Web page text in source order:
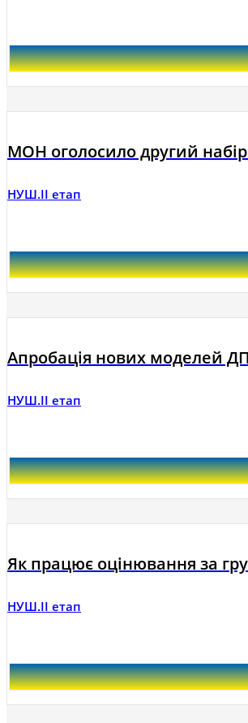
МОН оголосило другий
НУШ.ІІ етап
Апробація нових моделей
НУШ.ІІ етап
Як працює оцінювання за
НУШ.ІІ етап